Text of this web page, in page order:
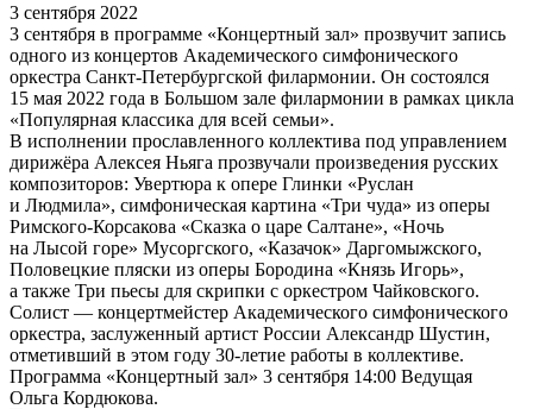
3 сентября 2022
3 сентября в программе «Концертный зал» прозвучит запись
одного из концертов Академического симфонического
оркестра Санкт-Петербургской филармонии. Он состоялся
15 мая 2022 года в Большом зале филармонии в рамках цикла
«Популярная классика для всей семьи».
В исполнении прославленного коллектива под управлением
дирижёра Алексея Ньяга прозвучали произведения русских
композиторов: Увертюра к опере Глинки «Руслан
и Людмила», симфоническая картина «Три чуда» из оперы
Римского-Корсакова «Сказка о царе Салтане», «Ночь
на Лысой горе» Мусоргского, «Казачок» Даргомыжского,
Половецкие пляски из оперы Бородина «Князь Игорь»,
а также Три пьесы для скрипки с оркестром Чайковского.
Солист — концертмейстер Академического симфонического
оркестра, заслуженный артист России Александр Шустин,
отметивший в этом году 30-летие работы в коллективе.
Программа «Концертный зал» 3 сентября 14:00 Ведущая
Ольга Кордюкова.